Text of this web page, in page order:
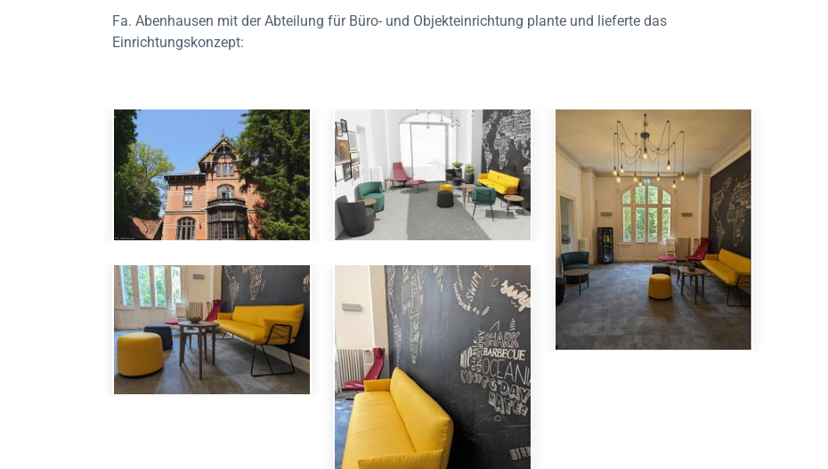
Fa. Abenhausen mit der Abteilung für Büro- und Objekteinrichtung plante und lieferte das
Einrichtungskonzept: